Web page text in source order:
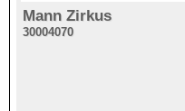
Mann Zirkus
30004070